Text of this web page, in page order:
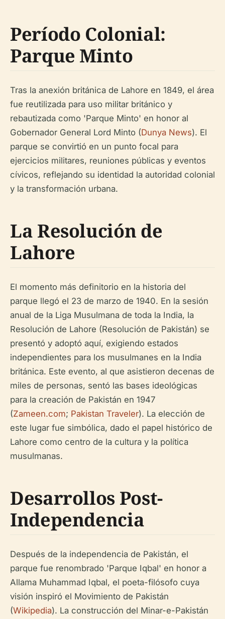
Período Colonial:
Parque Minto
Tras la anexión británica de Lahore en 1849, el área
fue reutilizada para uso militar británico y
rebautizada como 'Parque Minto' en honor al
Gobernador General Lord Minto (Dunya News). El
parque se convirtió en un punto focal para
ejercicios militares, reuniones públicas y eventos
cívicos, reflejando su identidad la autoridad colonial
y la transformación urbana.
La Resolución de
Lahore
El momento más definitorio en la historia del
parque llegó el 23 de marzo de 1940. En la sesión
anual de la Liga Musulmana de toda la India, la
Resolución de Lahore (Resolución de Pakistán) se
presentó y adoptó aquí, exigiendo estados
independientes para los musulmanes en la India
británica. Este evento, al que asistieron decenas de
miles de personas, sentó las bases ideológicas
para la creación de Pakistán en 1947
(Zameen.com; Pakistan Traveler). La elección de
este lugar fue simbólica, dado el papel histórico de
Lahore como centro de la cultura y la política
musulmanas.
Desarrollos Post-
Independencia
Después de la independencia de Pakistán, el
parque fue renombrado 'Parque Iqbal' en honor a
Allama Muhammad Iqbal, el poeta-filósofo cuya
visión inspiró el Movimiento de Pakistán
(Wikipedia). La construcción del Minar-e-Pakistán